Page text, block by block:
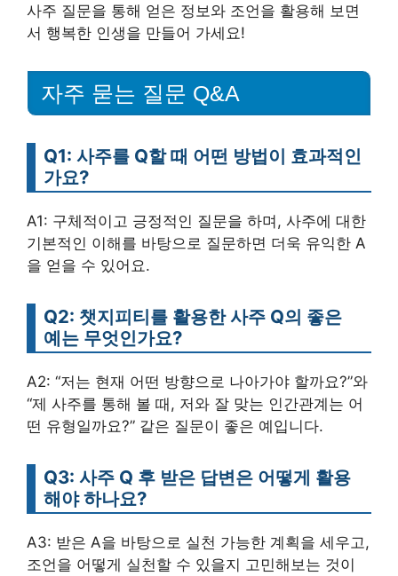
사주 질문을 통해 얻은 정보와 조언을 활용해 보면
서 행복한 인생을 만들어 가세요!
자주 묻는 질문 Q&A
Q1: 사주를 Q할 때 어떤 방법이 효과적인
가요?
A1: 구체적이고 긍정적인 질문을 하며, 사주에 대한
기본적인 이해를 바탕으로 질문하면 더욱 유익한 A
을 얻을 수 있어요.
Q2: 챗지피티를 활용한 사주 Q의 좋은
예는 무엇인가요?
A2: “저는 현재 어떤 방향으로 나아가야 할까요?”와
“제 사주를 통해 볼 때, 저와 잘 맞는 인간관계는 어
떤 유형일까요?” 같은 질문이 좋은 예입니다.
Q3: 사주 Q 후 받은 답변은 어떻게 활용
해야 하나요?
A3: 받은 A을 바탕으로 실천 가능한 계획을 세우고,
조언을 어떻게 실천할 수 있을지 고민해보는 것이